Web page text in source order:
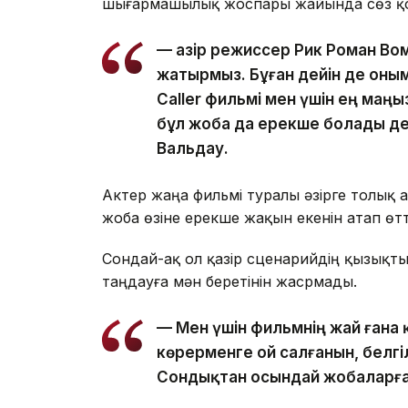
шығармашылық жоспары жайында сөз
— Қазір режиссер Рик Роман
жатырмыз. Бұған дейін де
Caller фильмі мен үшін ең
бұл жоба да ерекше болады
Вальдау.
Актер жаңа фильмі туралы әзірге толық
жоба өзіне ерекше жақын екенін атап
Сондай-ақ ол қазір сценарийдің
таңдауға мән беретінін жасрмады.
— Мен үшін фильмнің жай ғана
көрерменге ой салғанын,
Сондықтан осындай